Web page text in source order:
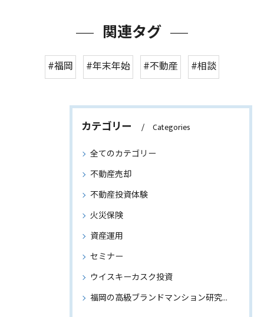
関連タグ
#福岡 #年末年始 #不動産 #相談
カテゴリー Categories
全てのカテゴリー
不動産売却
不動産投資体験
火災保険
資産運用
セミナー
ウイスキーカスク投資
福岡の高級ブランドマンション研究～物件情報もご紹介～